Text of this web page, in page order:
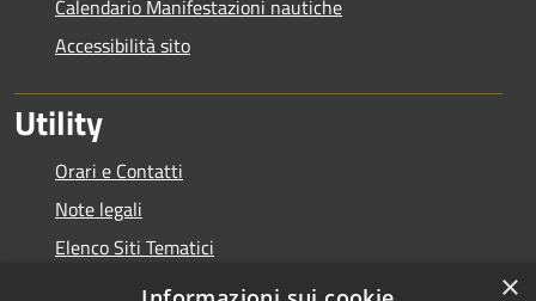
Calendario Manifestazioni nautiche
Accessibilità sito
Utility
Orari e Contatti
Note legali
Elenco Siti Tematici
×